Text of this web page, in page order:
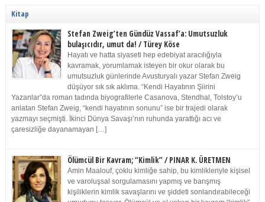
Kitap
Stefan Zweig’ten Gündüz Vassaf’a: Umutsuzluk
bulaşıcıdır, umut da! / Türey Köse
Hayatı ve hatta siyaseti hep edebiyat aracılığıyla
kavramak, yorumlamak isteyen bir okur olarak bu
umutsuzluk günlerinde Avusturyalı yazar Stefan Zweig
düşüyor sık sık aklıma. “Kendi Hayatının Şiirini
Yazanlar”da roman tadında biyografilerle Casanova, Stendhal, Tolstoy’u
anlatan Stefan Zweig, “kendi hayatının sonunu” ise bir trajedi olarak
yazmayı seçmişti. İkinci Dünya Savaşı’nın ruhunda yarattığı acı ve
çaresizliğe dayanamayan […]
Ölümcül Bir Kavram; “Kimlik” / PINAR K. ÜRETMEN
Amin Maalouf, çoklu kimliğe sahip, bu kimlikleriyle kişisel
ve varoluşsal sorgulamasını yapmış ve barışmış
kişiliklerin kimlik savaşlarını ve şiddeti sonlandırabileceği